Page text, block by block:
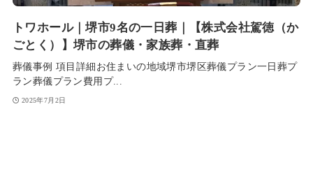
トワホール｜堺市9名の一日葬｜【株式会社駕徳（か
ごとく）】堺市の葬儀・家族葬・直葬
葬儀事例 項目詳細お住まいの地域堺市堺区葬儀プラン一日葬プ
ラン葬儀プラン費用プ...
2025年7月2日